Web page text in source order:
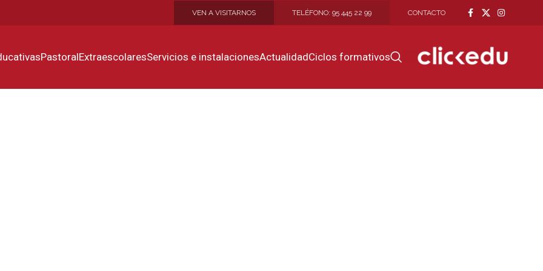
VEN A VISITARNOS TELÉFONO: 95 445 22 99 CONTACTO
PastoralExtraescolaresServicios e instalacionesActualidadCiclos formativos